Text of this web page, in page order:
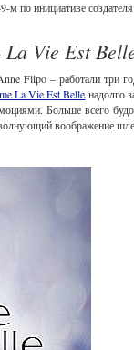
инициативе создателя
Vie Est
Flipo – работали три
La Vie Est Belle надолго
Больше всего
волнующий воображение